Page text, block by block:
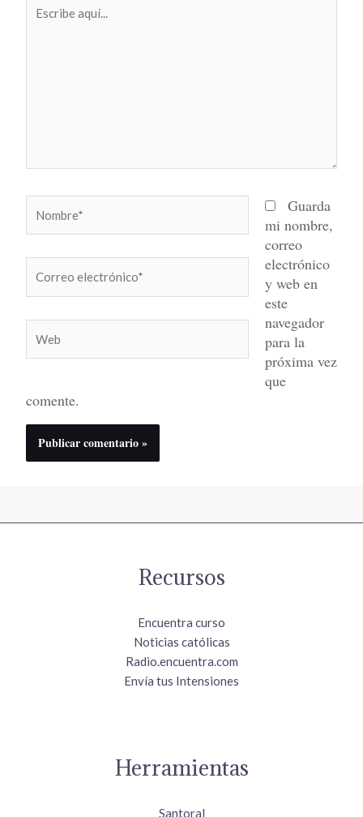
aquí...
electrónico*
Guarda
mi nombre,
correo
electrónico
y web en
este
navegador
para la
próxima vez
que
comente.
Recursos
Encuentra curso
Noticias católicas
Radio.encuentra.com
Envía tus Intensiones
Herramientas
Santoral